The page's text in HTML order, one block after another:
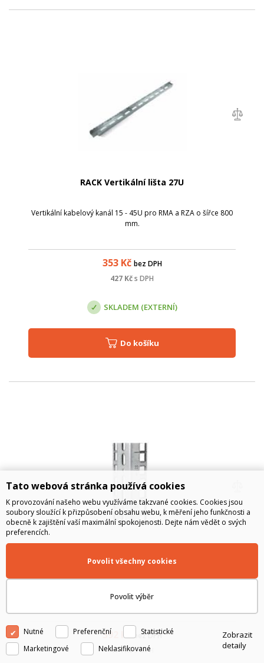
RACK Vertikální lišta 27U
Vertikální kabelový kanál 15 - 45U pro RMA a RZA o šířce 800
mm.
353Kč bez DPH
427 Kčs DPH
SKLADEM (EXTERNÍ)
Do košíku
šířce 800 mm. Je vyroben z 2mm galvanizované oceli a je
rozvaděče.
392 Kč bez DPH
474Kč s DPH
Tato webová stránka používá cookies
K provozování našeho webu využíváme takzvané cookies. Cookies jsou
soubory sloužící k přizpůsobení obsahu webu, k měření jeho funkčnosti a
obecně k zajištění vaší maximální spokojenosti. Dejte nám vědět o svých
preferencích.
Povolit výběr
Povolit všechny cookies
Nutné Preferenční
Statistické
Marketingové
Neklasifikované
Zobrazit
detaily